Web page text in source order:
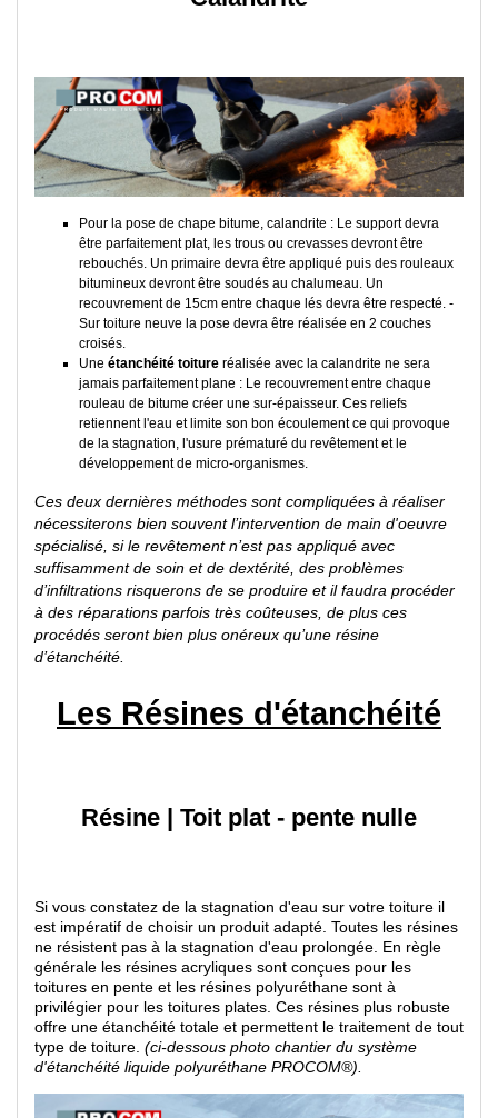
Pour la pose de chape bitume, calandrite : Le support devra
être parfaitement plat, les trous ou crevasses devront être
rebouchés. Un primaire devra être appliqué puis des rouleaux
bitumineux devront être soudés au chalumeau. Un
recouvrement de 15cm entre chaque lés devra être respecté. -
Sur toiture neuve la pose devra être réalisée en 2 couches
croisés.
Une étanchéité toiture réalisée avec la calandrite ne sera
jamais parfaitement plane : Le recouvrement entre chaque
rouleau de bitume créer une sur-épaisseur. Ces reliefs
retiennent l'eau et limite son bon écoulement ce qui provoque
de la stagnation, l'usure prématuré du revêtement et le
développement de micro-organismes.
Ces deux dernières méthodes sont compliquées à réaliser
nécessiterons bien souvent l’intervention de main d'oeuvre
spécialisé, si le revêtement n’est pas appliqué avec
suffisamment de soin et de dextérité, des problèmes
d’infiltrations risquerons de se produire et il faudra procéder
à des réparations parfois très coûteuses, de plus ces
procédés seront bien plus onéreux qu’une résine
d’étanchéité.
Les Résines d'étanchéité
Résine | Toit plat - pente nulle
Si vous constatez de la stagnation d'eau sur votre toiture il
est impératif de choisir un produit adapté. Toutes les résines
ne résistent pas à la stagnation d'eau prolongée. En règle
générale les résines acryliques sont conçues pour les
toitures en pente et les résines polyuréthane sont à
privilégier pour les toitures plates. Ces résines plus robuste
offre une étanchéité totale et permettent le traitement de tout
type de toiture. (ci-dessous photo chantier du système
d'étanchéité liquide polyuréthane PROCOM®).